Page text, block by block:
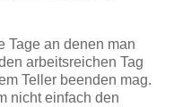
Tage an denen man
arbeitsreichen Tag
Teller beenden mag.
nicht einfach den